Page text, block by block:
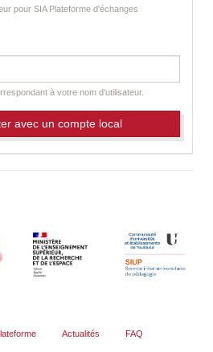
pour SIA Plateforme d'échanges
à votre nom d'utilisateur.
Actualités FAQ